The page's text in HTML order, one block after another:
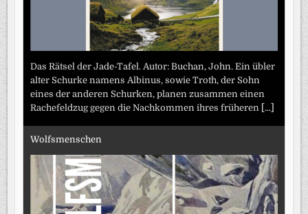
Das Rätsel der Jade-Tafel. Autor: Buchan, John. Ein übler
alter Schurke namens Albinus, sowie Troth, der Sohn
eines der anderen Schurken, planen zusammen einen
Rachefeldzug gegen die Nachkommen ihres früheren [...]
Wolfsmenschen